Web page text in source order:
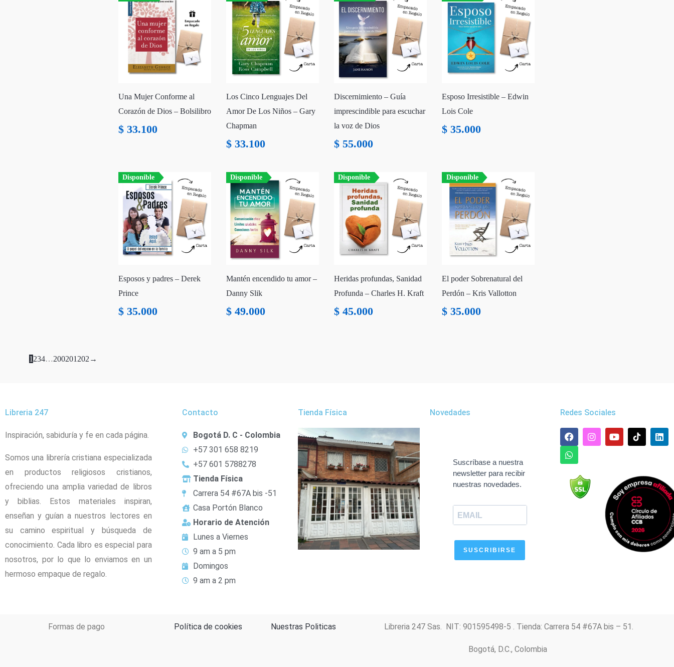
Una Mujer Conforme al
Corazón de Dios – Bolsilibro
$ 33.100
Los Cinco Lenguajes Del
Amor De Los Niños – Gary
Chapman
$ 33.100
Discernimiento – Guía
imprescindible para escuchar
la voz de Dios
$ 55.000
Esposo Irresistible – Edwin
Lois Cole
$ 35.000
Disponible
Esposos y padres – Derek
Prince
$ 35.000
Disponible
Mantén encendido tu amor –
Danny Slik
$ 49.000
Disponible
Heridas profundas, Sanidad
Profunda – Charles H. Kraft
$ 45.000
Disponible
El poder Sobrenatural del
Perdón – Kris Vallotton
$ 35.000
1 234…200201 202 →
Libreria 247
Inspiración, sabiduría y fe en cada página.
Somos una librería cristiana especializada
en productos religiosos cristianos,
ofreciendo una amplia variedad de libros
y biblias. Estos materiales inspiran,
enseñan y guían a nuestros lectores en
su camino espiritual y búsqueda de
conocimiento. Cada libro es especial para
nosotros, por lo que lo enviamos en un
hermoso empaque de regalo.
Contacto
Bogotá D. C - Colombia
+57 301 658 8219
+57 601 5788278
Tienda Física
Carrera 54 #67A bis -51
Casa Portón Blanco
Horario de Atención
Lunes a Viernes
9 am a 5 pm
Domingos
9 am a 2 pm
Tienda Física Novedades
Suscríbase a nuestra
newsletter para recibir
nuestras novedades.
SUSCRIBIRSE
Redes Sociales
F
a
c
e
o
o
k
I
n
Y
o
e
L
i
d
i
n
W
h
a
t
a
p
p
Formas de pago Política de cookies Nuestras Politicas Libreria 247 Sas. NIT: 901595498-5 . Tienda: Carrera 54 #67A bis – 51.
Bogotá, D.C., Colombia